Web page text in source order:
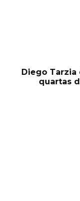
Diego
quartas